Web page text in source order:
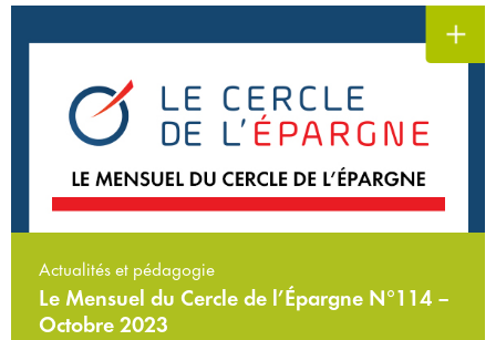
Actualités et pédagogie
Le Mensuel du Cercle de l’Épargne N°114 –
Octobre 2023